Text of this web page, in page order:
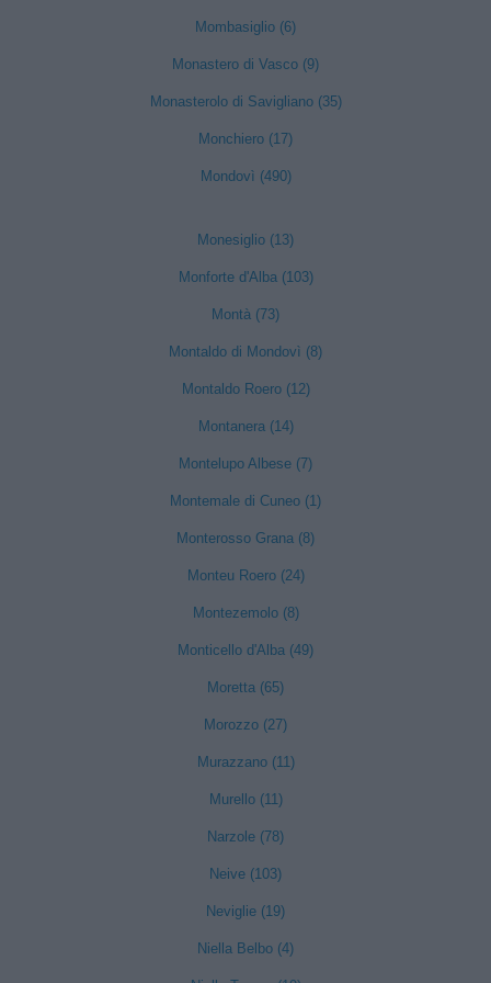
Mombasiglio (6)
Monastero di Vasco (9)
Monasterolo di Savigliano (35)
Monchiero (17)
Mondovì (490)
Monesiglio (13)
Monforte d'Alba (103)
Montà (73)
Montaldo di Mondovì (8)
Montaldo Roero (12)
Montanera (14)
Montelupo Albese (7)
Montemale di Cuneo (1)
Monterosso Grana (8)
Monteu Roero (24)
Montezemolo (8)
Monticello d'Alba (49)
Moretta (65)
Morozzo (27)
Murazzano (11)
Murello (11)
Narzole (78)
Neive (103)
Neviglie (19)
Niella Belbo (4)